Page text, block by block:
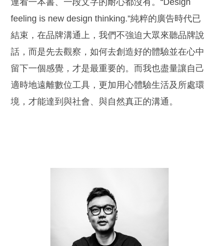
連看一本書、一段文字的耐心都沒有。“Design
feeling is new design thinking.”純粹的廣告時代已
結束，在品牌溝通上，我們不強迫大眾來聽品牌說
話，而是先去觀察，如何去創造好的體驗並在心中
留下一個感覺，才是最重要的。而我也盡量讓自己
適時地遠離數位工具，更加用心體驗生活及所處環
境，才能達到與社會、與自然真正的溝通。